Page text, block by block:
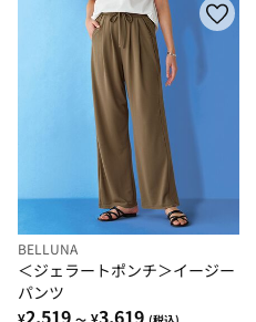
BELLUNA
＜ジェラートポンチ＞イージー
パンツ
2,519 3,619